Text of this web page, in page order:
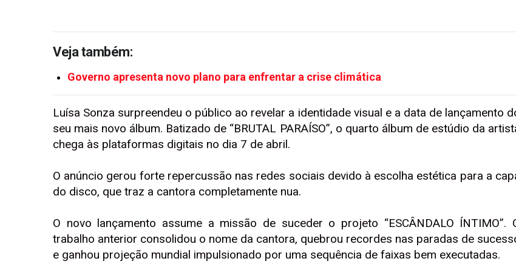
Veja também:
Governo apresenta novo plano para enfrentar a crise climática
Luísa Sonza surpreendeu o público ao revelar a identidade visual e a data de lançamento
seu mais novo álbum. Batizado de “BRUTAL PARAÍSO”, o quarto álbum de estúdio da
chega às plataformas digitais no dia 7 de abril.
O anúncio gerou forte repercussão nas redes sociais devido à escolha estética para a
do disco, que traz a cantora completamente nua.
O novo lançamento assume a missão de suceder o projeto “ESCÂNDALO ÍNTIMO”.
trabalho anterior consolidou o nome da cantora, quebrou recordes nas paradas de
e ganhou projeção mundial impulsionado por uma sequência de faixas bem executadas.